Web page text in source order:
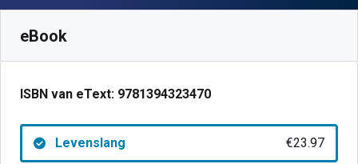
eBook
ISBN van eText: 9781394323470
Levenslang €23.97